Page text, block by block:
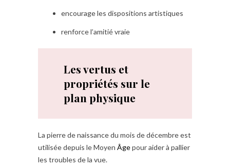
encourage les dispositions artistiques
renforce l’amitié vraie
Les vertus et
propriétés sur le
plan physique
La pierre de naissance du mois de décembre est
utilisée depuis le Moyen Âgepour aider à pallier
les troubles de la vue.